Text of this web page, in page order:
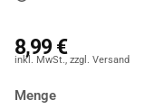
8,99 €
Menge